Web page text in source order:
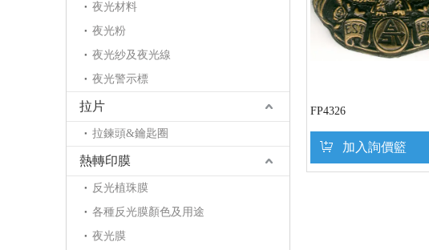
夜光材料
夜光粉
夜光紗及夜光線
夜光警示標
拉片
拉鍊頭&鑰匙圈
熱轉印膜
反光植珠膜
各種反光膜顏色及用途
夜光膜
FP4326
加入詢價籃